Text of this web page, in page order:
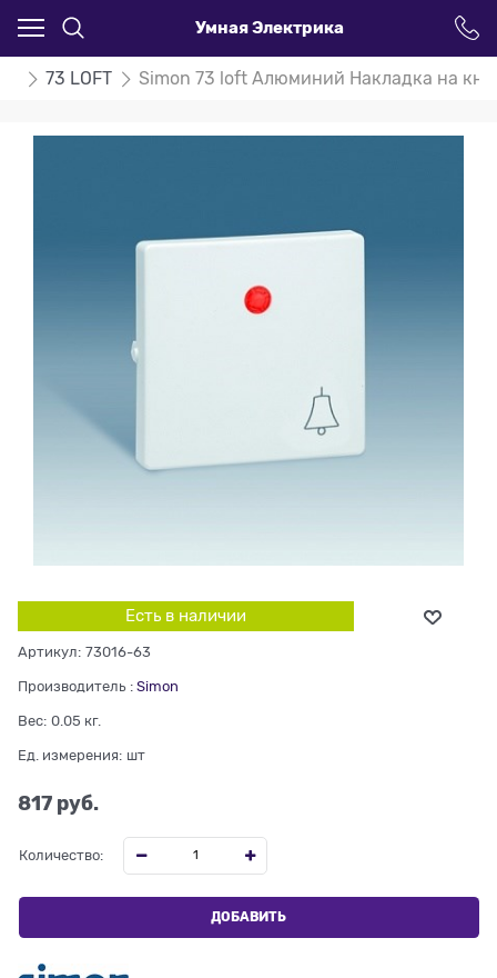
Умная Электрика
73 LOFT Simon 73 loft Алюминий Накладка на
Есть в наличии
Артикул: 73016-63
Производитель : Simon
Вес: 0.05 кг.
Ед. измерения: шт
817 руб.
Количество:
ДОБАВИТЬ